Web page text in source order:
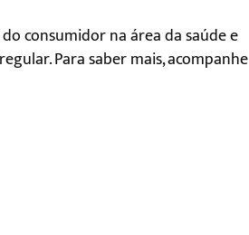
consumidor na área da saúde e
Para saber mais, acompanhe